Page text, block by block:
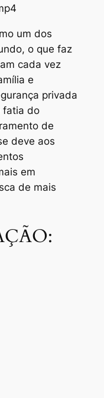
um dos
o que faz
cada vez
e
privada
fatia do
de
deve aos
em
de mais